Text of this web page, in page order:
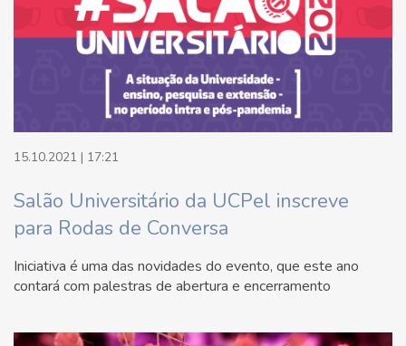
15.10.2021 | 17:21
Salão Universitário da UCPel inscreve
para Rodas de Conversa
Iniciativa é uma das novidades do evento, que este ano
contará com palestras de abertura e encerramento